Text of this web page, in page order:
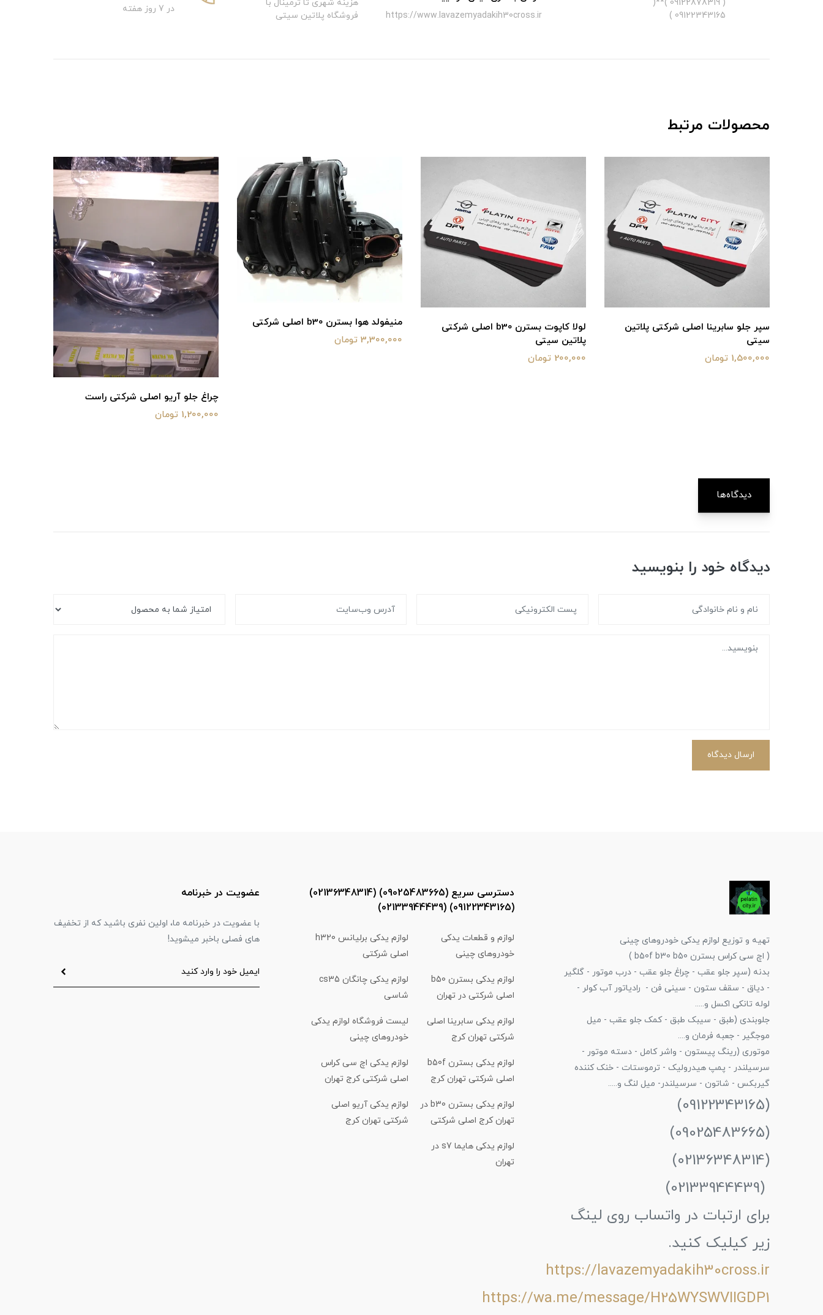
( 09122878319 )**(
09122343165 )
https://www.lavazemyadakih30cross.ir
هزینه شهری تا ترمینال با
فروشگاه پلاتین سیتی
در 7 روز هفته
محصولات مرتبط
پلاتین
لولا کاپوت بسترن b30 اصلی شرکتی
200,000 تومان
منیفولد هوا بسترن b30 اصلی شرکتی
3,300,000 تومان
طلق چراغ خطر راست آریو اصلی شرکتی
300,000 تومان
دیدگاه‌ها
دیدگاه خود را بنویسید
ارسال دیدگاه
تهیه و توزیع لوازم یدکی خودروهای چینی
( اچ سی کراس بسترن b50f b30 b50 )
بدنه (سپر جلو عقب - چراغ جلو عقب - درب موتور - گلگیر
- دیاق - سقف ستون - سینی فن - رادیاتور آب کولر -
لوله تانکی اکسل و.....
جلوبندی (طبق - سیبک طبق - کمک جلو عقب - میل
موجگیر - جعبه فرمان و....
موتوری (رینگ پیستون - واشر کامل - دسته موتور -
سرسیلندر - پمپ هیدرولیک - ترموستات - خنک کننده
گیربکس - شاتون - سرسیلندر- میل لنگ و.....
(09122343165)
(09025483665)
(02136348314)
(02133944439)
برای ارتبات در واتساب روی لینگ
زیر کیلیک کنید.
https://lavazemyadakih30cross.ir
https://wa.me/message/H25WYSWVIIGDP1
دسترسی سریع (09025483665) (02136348314)
(09122343165) (02133944439)
لوازم و قطعات یدکی
خودروهای چینی
لوازم یدکی برلیانس h320
اصلی شرکتی
لوازم یدکی بسترن b50
اصلی شرکتی در تهران
لوازم یدکی چانگان cs35
شاسی
لوازم یدکی سابرینا اصلی
شرکتی تهران کرج
لیست فروشگاه لوازم یدکی
خودروهای چینی
لوازم یدکی بسترن b50f
اصلی شرکتی تهران کرج
لوازم یدکی اچ سی کراس
اصلی شرکتی کرج تهران
لوازم یدکی بسترن b30 در
تهران کرج اصلی شرکتی
لوازم یدکی آریو اصلی
شرکتی تهران کرج
لوازم یدکی هایما s7 در
تهران
عضویت در خبرنامه
با عضویت در خبرنامه ما، اولین نفری باشید که از تخفیف
های فصلی باخبر میشوید!